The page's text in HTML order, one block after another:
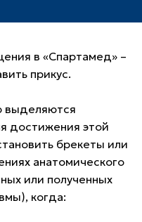
в «Спартамед» –
прикус.
выделяются
достижения этой
брекеты или
анатомического
или полученных
когда: